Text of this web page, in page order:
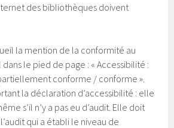
des bibliothèques doivent
la mention de la conformité au
dans le pied de page : « Accessibilité :
conforme / conforme ».
la déclaration d’accessibilité : elle
s’il n’y a pas eu d’audit. Elle doit
qui a établi le niveau de